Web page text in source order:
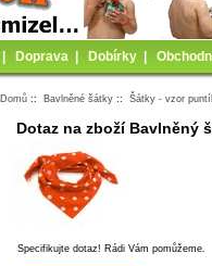
Doprava Dobírky
Domů :: Bavlněné šátky ::Šátky - vzor
Dotaz na zboží Bavlněný
Specifikujte dotaz! Rádi Vám pomůžeme.